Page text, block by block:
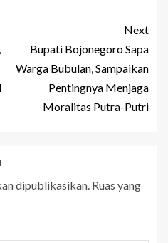
Next
Bupati Bojonegoro Sapa
Warga Bubulan, Sampaikan
Pentingnya Menjaga
Moralitas Putra-Putri
dipublikasikan. Ruas yang